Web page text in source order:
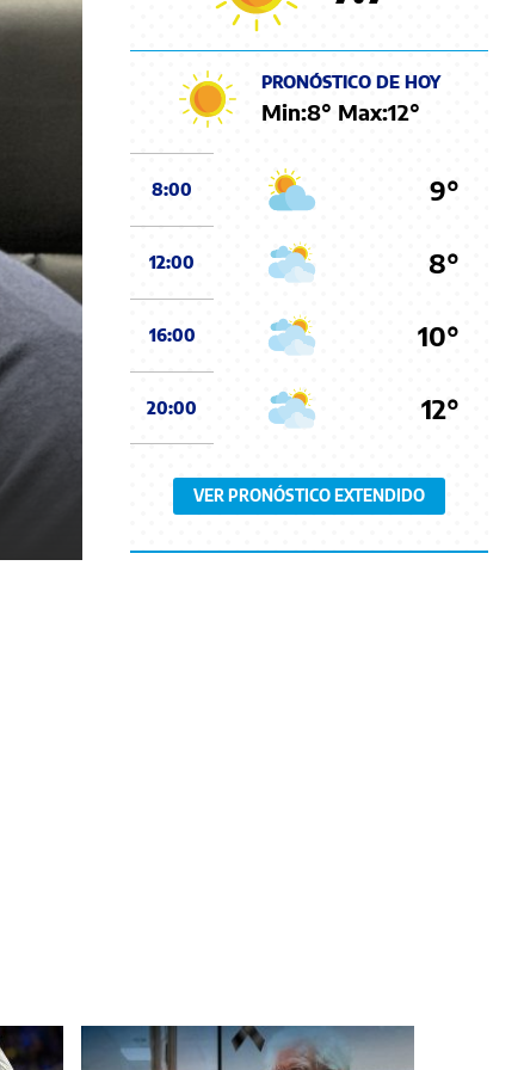
PRONÓSTICO DE HOY
Min:8° Max:12°
8:00 9°
12:00 8°
16:00 10°
20:00 12°
VER PRONÓSTICO EXTENDIDO